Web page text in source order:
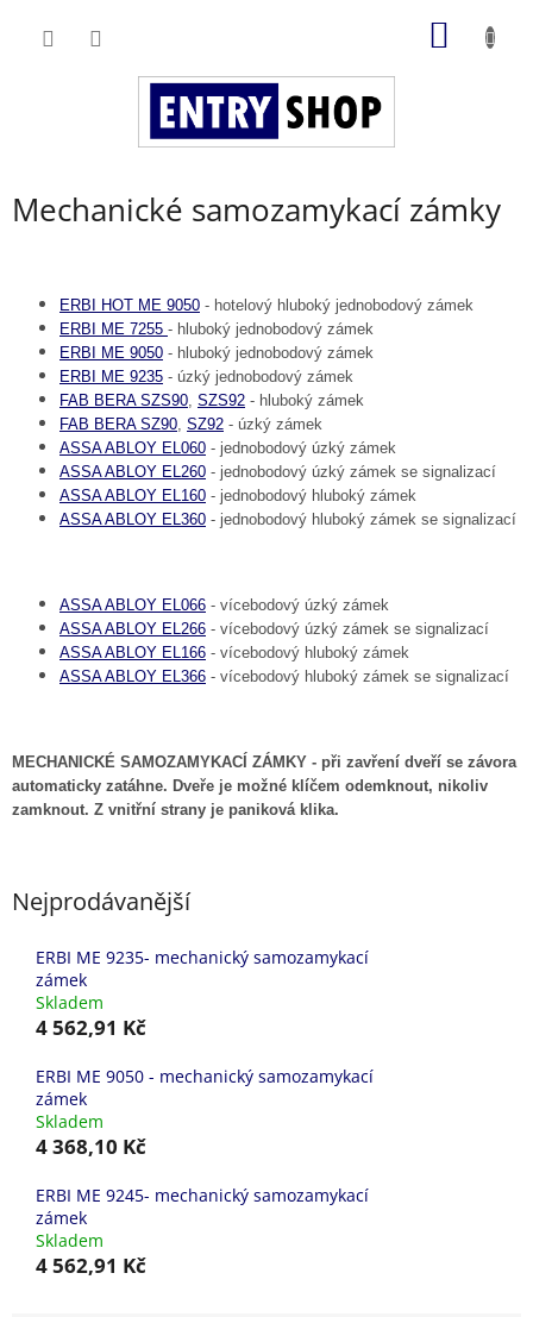
Mechanické samozamykací zámky
ERBI HOT ME 9050 - hotelový hluboký jednobodový zámek
ERBI ME 7255 - hluboký jednobodový zámek
ERBI ME 9050 - hluboký jednobodový zámek
ERBI ME 9235 - úzký jednobodový zámek
FAB BERA SZS90 SZS92 - hluboký zámek
FAB BERA SZ90 SZ92 - úzký zámek
ASSA ABLOY EL060 - jednobodový úzký zámek
ASSA ABLOY EL260 - jednobodový úzký zámek se signalizací
ASSA ABLOY EL160 - jednobodový hluboký zámek
ASSA ABLOY EL360 - jednobodový hluboký zámek se signalizací
ASSA ABLOY EL066 - vícebodový úzký zámek
ASSA ABLOY EL266 - vícebodový úzký zámek se signalizací
ASSA ABLOY EL166 - vícebodový hluboký zámek
ASSA ABLOY EL366 - vícebodový hluboký zámek se signalizací
MECHANICKÉ SAMOZAMYKACÍ ZÁMKY - při zavření dveří se závora
automaticky zatáhne. Dveře je možné klíčem odemknout, nikoliv
zamknout. Z vnitřní strany je paniková klika.
Nejprodávanější
ERBI ME 9235- mechanický samozamykací
zámek
Skladem
4 562,91 Kč
ERBI ME 9050 - mechanický samozamykací
zámek
Skladem
4 368,10 Kč
ERBI ME 9245- mechanický samozamykací
zámek
Skladem
4 562,91 Kč